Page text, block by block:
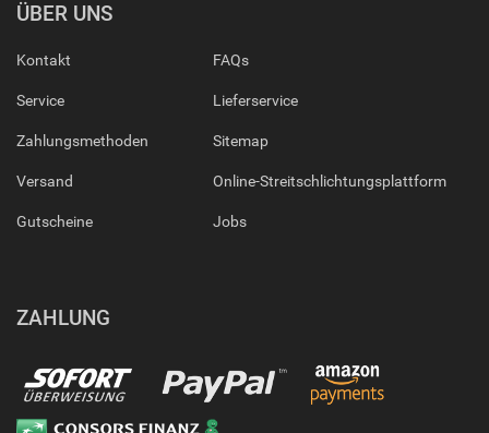
ÜBER UNS
Kontakt
Service
Zahlungsmethoden
Versand
Gutscheine
FAQs
Lieferservice
Sitemap
Online-Streitschlichtungsplattform
Jobs
ZAHLUNG